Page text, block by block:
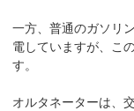
一方、普通のガソリ
電していますが、こ
す。
オルタネーターは、